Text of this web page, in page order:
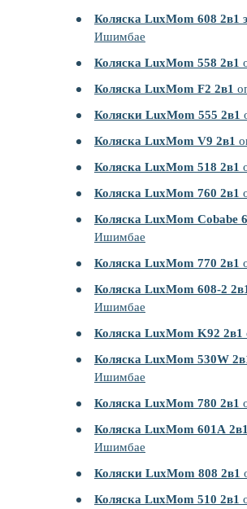
Коляска LuxMom 608 2в1
Ишимбае
Коляска LuxMom 558 2в1
Коляска LuxMom F2 2в1
Коляски LuxMom 555 2в1
Коляска LuxMom V9 2в1
Коляска LuxMom 518 2в1
Коляска LuxMom 760 2в1
Коляска LuxMom Cobabe
Ишимбае
Коляска LuxMom 770 2в1
Коляска LuxMom 608-2 2в1
Ишимбае
Коляска LuxMom K92 2в1
Коляска LuxMom 530W
Ишимбае
Коляска LuxMom 780 2в1
Коляска LuxMom 601А 2в1
Ишимбае
Коляски LuxMom 808 2в1
Коляска LuxMom 510 2в1